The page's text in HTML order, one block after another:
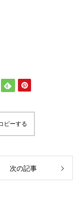
ピーする
次の記事